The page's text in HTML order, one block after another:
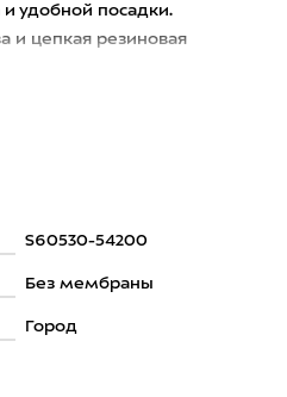
удобной посадки.
цепкая резиновая
S60530-54200
Без мембраны
Город